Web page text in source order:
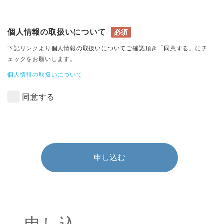
個人情報の取扱いについて 必須
下記リンクより個人情報の取扱いについてご確認頂き「同意する」にチ
ェックをお願いします。
個人情報の取扱いについて
同意する
申し込む